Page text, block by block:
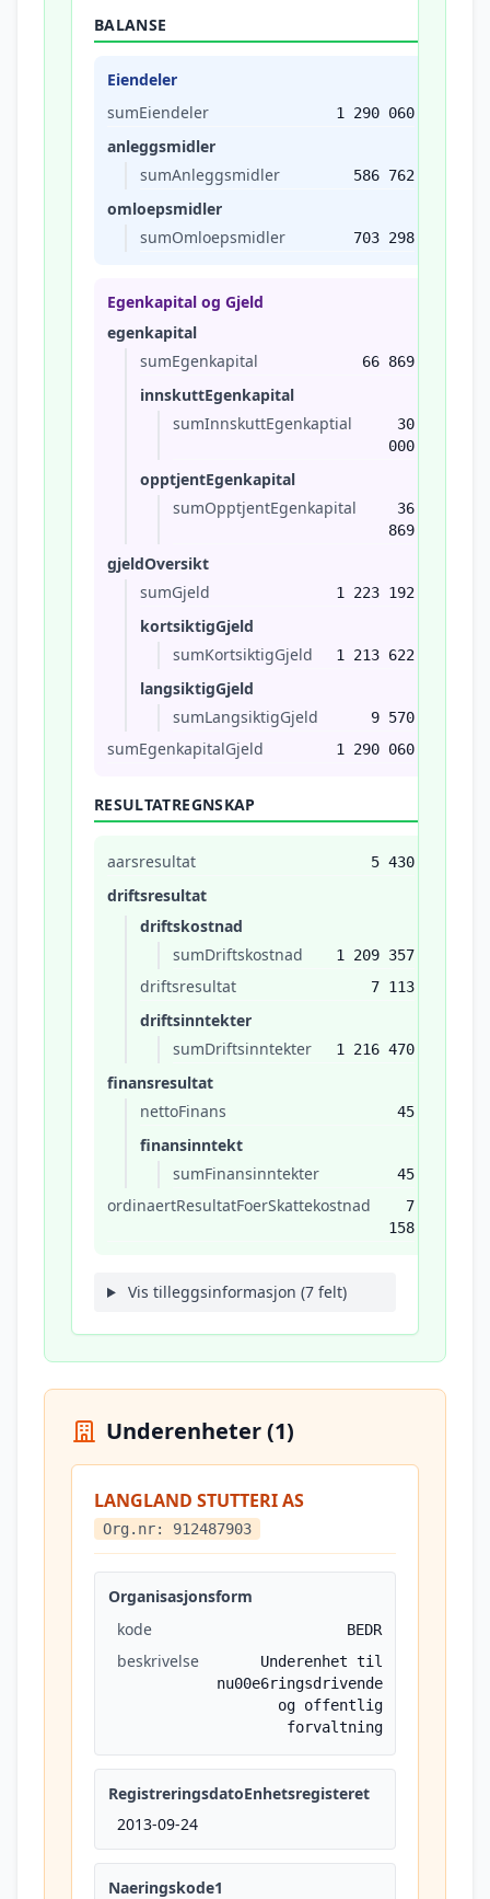
BALANSE
Eiendeler
sumEiendeler
1 290 060
anleggsmidler
sumAnleggsmidler
586 762
omloepsmidler
sumOmloepsmidler
703 298
Egenkapital og Gjeld
egenkapital
sumEgenkapital
66 869
innskuttEgenkapital
sumInnskuttEgenkaptial
30
000
opptjentEgenkapital
sumOpptjentEgenkapital
36
869
gjeldOversikt
sumGjeld
1 223 192
kortsiktigGjeld
sumKortsiktigGjeld
1 213 622
langsiktigGjeld
sumLangsiktigGjeld
9 570
sumEgenkapitalGjeld 1 290 060
RESULTATREGNSKAP
aarsresultat 5 430
driftsresultat
driftskostnad
sumDriftskostnad
1 209 357
driftsresultat 7 113
driftsinntekter
sumDriftsinntekter
1 216 470
finansresultat
nettoFinans
45
finansinntekt
sumFinansinntekter
45
ordinaertResultatFoerSkattekostnad
7
158
Vis tilleggsinformasjon (7 felt)
Underenheter (1)
LANGLAND STUTTERI AS
Org.nr: 912487903
Organisasjonsform
kode
BEDR
beskrivelse
Underenhet til
nu00e6ringsdrivende
og offentlig
forvaltning
RegistreringsdatoEnhetsregisteret
2013-09-24
Naeringskode1